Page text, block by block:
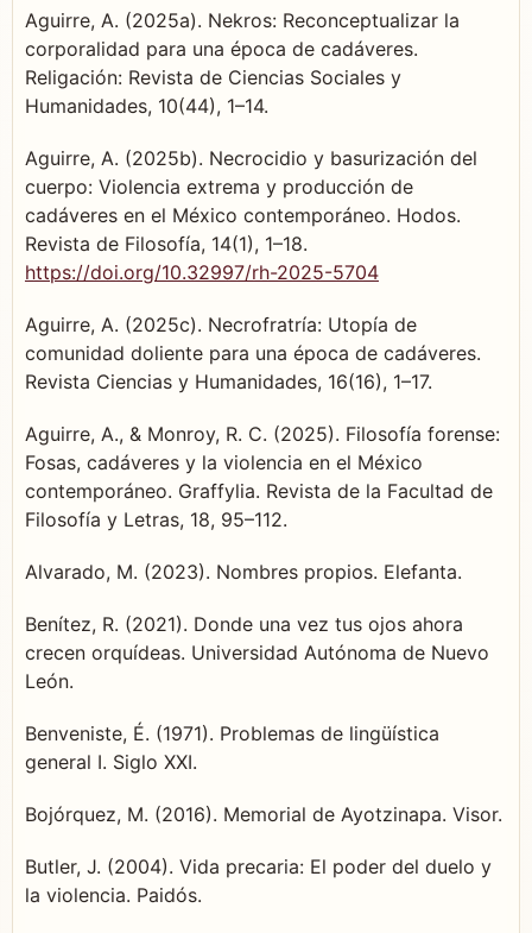
Aguirre, A. (2025a). Nekros: Reconceptualizar la
corporalidad para una época de cadáveres.
Religación: Revista de Ciencias Sociales y
Humanidades, 10(44), 1–14.
Aguirre, A. (2025b). Necrocidio y basurización del
cuerpo: Violencia extrema y producción de
cadáveres en el México contemporáneo. Hodos.
Revista de Filosofía, 14(1), 1–18.
https://doi.org/10.32997/rh-2025-5704
Aguirre, A. (2025c). Necrofratría: Utopía de
comunidad doliente para una época de cadáveres.
Revista Ciencias y Humanidades, 16(16), 1–17.
Aguirre, A., & Monroy, R. C. (2025). Filosofía forense:
Fosas, cadáveres y la violencia en el México
contemporáneo. Graffylia. Revista de la Facultad de
Filosofía y Letras, 18, 95–112.
Alvarado, M. (2023). Nombres propios. Elefanta.
Benítez, R. (2021). Donde una vez tus ojos ahora
crecen orquídeas. Universidad Autónoma de Nuevo
León.
Benveniste, É. (1971). Problemas de lingüística
general I. Siglo XXI.
Bojórquez, M. (2016). Memorial de Ayotzinapa. Visor.
Butler, J. (2004). Vida precaria: El poder del duelo y
la violencia. Paidós.